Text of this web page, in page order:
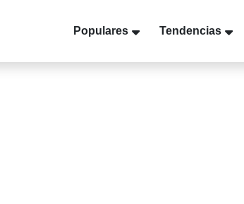
Populares Tendencias